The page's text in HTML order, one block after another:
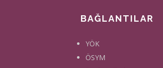
BAĞLANTILAR
YÖK
ÖSYM